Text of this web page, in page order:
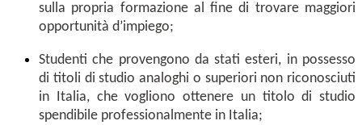
sulla propria formazione al fine di trovare maggiori
opportunità d’impiego;
Studenti che provengono da stati esteri, in possesso
di titoli di studio analoghi o superiori non riconosciuti
in Italia, che vogliono ottenere un titolo di studio
spendibile professionalmente in Italia;